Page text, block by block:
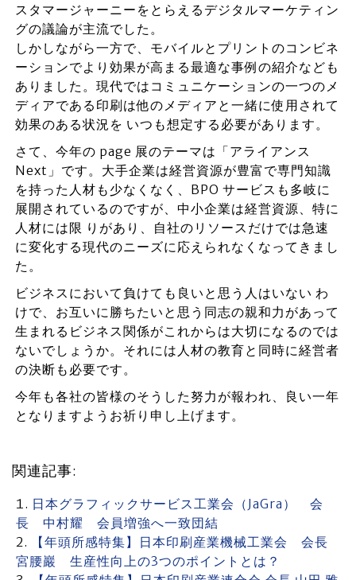
スタマージャーニーをとらえるデジタルマーケティン
グの議論が主流でした。
しかしながら一方で、モバイルとプリントのコンビネ
ーションでより効果が高まる最適な事例の紹介なども
ありました。現代ではコミュニケーションの一つのメ
ディアである印刷は他のメディアと一緒に使用されて
効果のある状況を いつも想定する必要があります。
さて、今年の page 展のテーマは「アライアンス
Next」です。大手企業は経営資源が豊富で専門知識
を持った人材も少なくなく、BPO サービスも多岐に
展開されているのですが、中小企業は経営資源、特に
人材には限 りがあり、自社のリソースだけでは急速
に変化する現代のニーズに応えられなくなってきまし
た。
ビジネスにおいて負けても良いと思う人はいない わ
けで、お互いに勝ちたいと思う同志の親和力があって
生まれるビジネス関係がこれからは大切になるのでは
ないでしょうか。それには人材の教育と同時に経営者
の決断も必要です。
今年も各社の皆様のそうした努力が報われ、良い一年
となりますようお祈り申し上げます。
関連記事:
日本グラフィックサービス工業会（JaGra） 会
長 中村耀 会員増強へ一致団結
【年頭所感特集】日本印刷産業機械工業会 会長
宮腰巖 生産性向上の3つのポイントとは？